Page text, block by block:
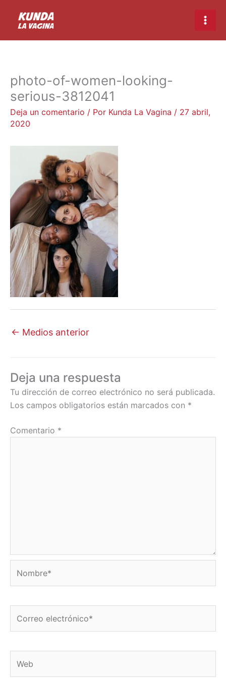
photo-of-women-looking-
serious-3812041
Deja un comentario / Por Kunda La Vagina / 27 abril,
2020
← Medios anterior
Deja una respuesta
Tu dirección de correo electrónico no será publicada.
Los campos obligatorios están marcados con *
Comentario *
electrónico*